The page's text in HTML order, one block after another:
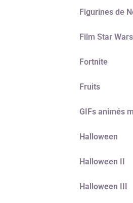
Figurines de
Film Star Wars
Fortnite
Fruits
GIFs animés
Halloween
Halloween II
Halloween III